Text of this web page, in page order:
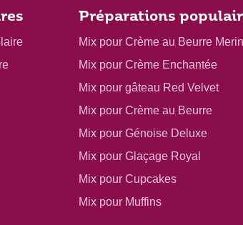
Préparations
Mix pour Crème au Beurre
Mix pour Crème Enchantée
Mix pour gâteau Red Velvet
Mix pour Crème au Beurre
Mix pour Génoise Deluxe
Mix pour Glaçage Royal
Mix pour Cupcakes
Mix pour Muffins